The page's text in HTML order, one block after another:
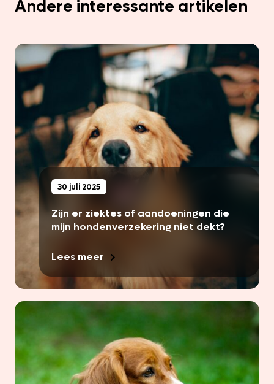
Andere interessante artikelen
30 juli 2025
Zijn er ziektes of aandoeningen die
mijn hondenverzekering niet dekt?
Lees meer